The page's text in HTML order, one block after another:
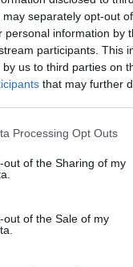
separately opt-out
personal information by
participants. This
us to third parties on
that may further
Processing Opt Outs
out of the Sharing of my
out of the Sale of my